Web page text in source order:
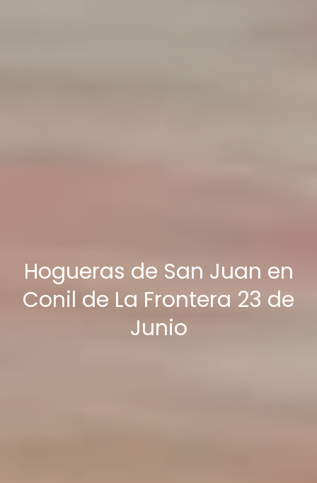
Hogueras de San Juan en
Conil de La Frontera 23 de
Junio